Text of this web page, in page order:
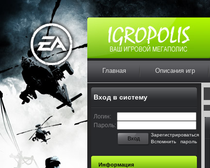
Главная Описания игр
Вход в систему
Логин:
Пароль:
Вход
Зарегистрироваться
Вспомнить пароль
Информация